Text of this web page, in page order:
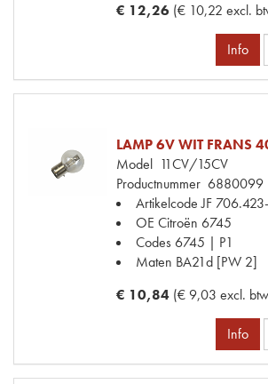
€ 12,26 (€ 10,22 excl.
Info
LAMP 6V WIT FRANS
Model 11CV/15CV
Productnummer 6880099
Artikelcode JF
OE Citroën 6745
Codes 6745 | P1
Maten BA21d [PW 2]
€ 10,84 (€ 9,03 excl.
Info